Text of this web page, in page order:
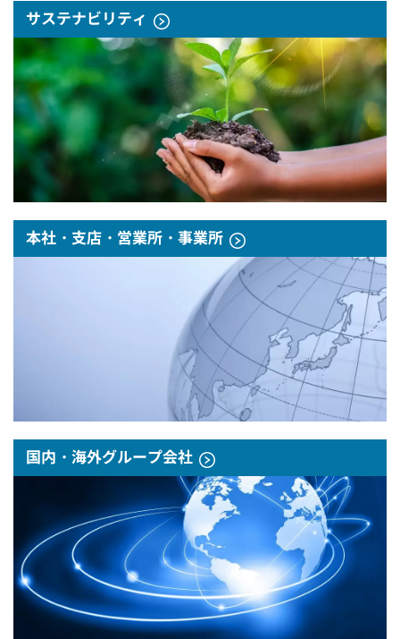
サステナビリティ
本社・支店・営業所・事業所
国内・海外グループ会社